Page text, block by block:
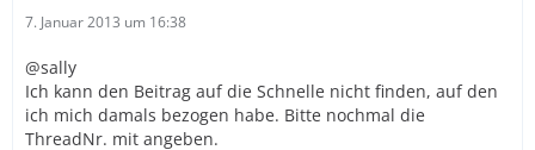
7. Januar 2013 um 16:38
@sally
Ich kann den Beitrag auf die Schnelle nicht finden, auf den
ich mich damals bezogen habe. Bitte nochmal die
ThreadNr. mit angeben.